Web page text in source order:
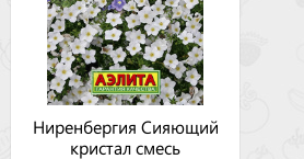
Ниренбергия Сияющий
кристал смесь